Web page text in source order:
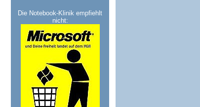
Die Notebook-Klinik empfiehlt
nicht: